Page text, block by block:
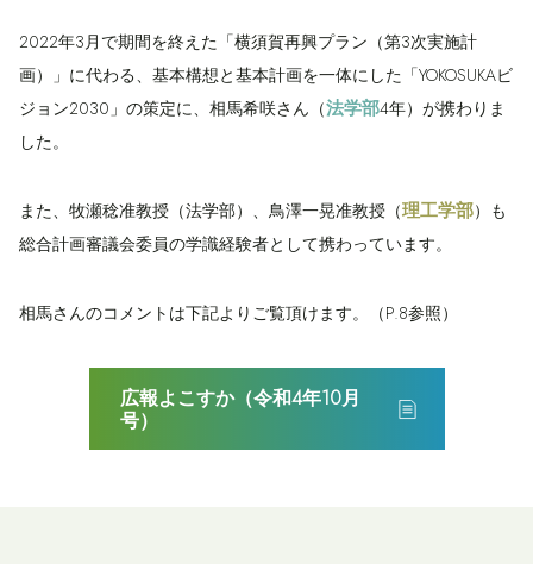
2022年3月で期間を終えた「横須賀再興プラン（第3次実施計
画）」に代わる、基本構想と基本計画を一体にした「YOKOSUKAビ
ジョン2030」の策定に、相馬希咲さん（法学部4年）が携わりま
した。
また、牧瀬稔准教授（法学部）、鳥澤一晃准教授（理工学部）も
総合計画審議会委員の学識経験者として携わっています。
相馬さんのコメントは下記よりご覧頂けます。（P.8参照）
広報よこすか（令和4年10月
号）